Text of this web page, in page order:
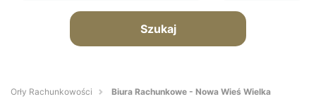
Szukaj
Orły Rachunkowości Biura Rachunkowe - Nowa Wieś Wielka